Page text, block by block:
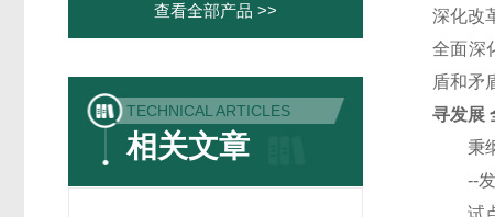
查看全部产品 >>
TECHNICAL ARTICLES
相关文章
深化改
全面深
盾和矛
寻发展
秉纲
--发挥
试点